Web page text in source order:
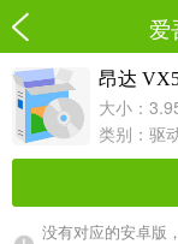
爱
昂达
大小：
类别： 驱
没有对应的安卓版